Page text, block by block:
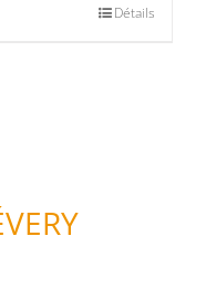
Détails